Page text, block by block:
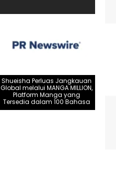
Shueisha Perluas Jangkauan
Global melalui MANGA MILLION,
Platform Manga yang
Tersedia dalam 100 Bahasa